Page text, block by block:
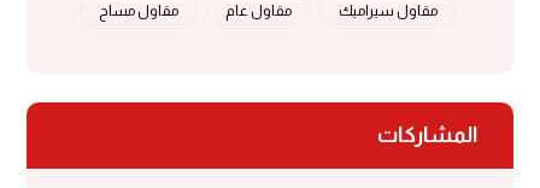
مقاول سيراميك مقاول عام مقاول مساح
المشاركات